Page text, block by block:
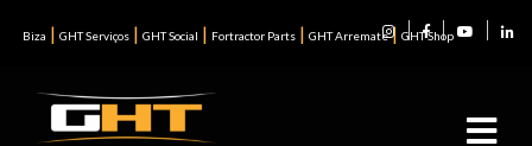
Biza | GHT Serviços | GHT Social | Fortractor Parts | GHT Arremate| GHT Shop